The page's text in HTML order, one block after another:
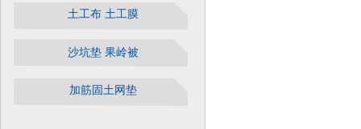
土工布 土工膜
沙坑垫 果岭被
加筋固土网垫